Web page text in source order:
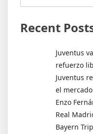
Recent
Juventus
refuerzo
Juventus
el
Enzo
Real
Bayern